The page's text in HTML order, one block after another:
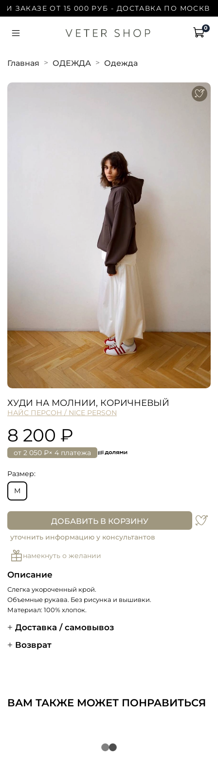
ЗАКАЗЕ ОТ 15 000 РУБ - ДОСТАВКА ПО МОСКВЕ
0
Главная ОДЕЖДА Одежда
ХУДИ НА МОЛНИИ, КОРИЧНЕВЫЙ
НАЙС ПЕРСОН / NICE PERSON
8 200 ₽
от 2 050 ₽× 4 платежа
Размер:
M
ДОБАВИТЬ В КОРЗИНУ
уточнить информацию у консультантов
намекнуть о желании
Описание
Слегка укороченный крой.
Объемные рукава. Без рисунка и вышивки.
Материал: 100% хлопок.
Доставка / самовывоз
Возврат
ВАМ ТАКЖЕ МОЖЕТ ПОНРАВИТЬСЯ